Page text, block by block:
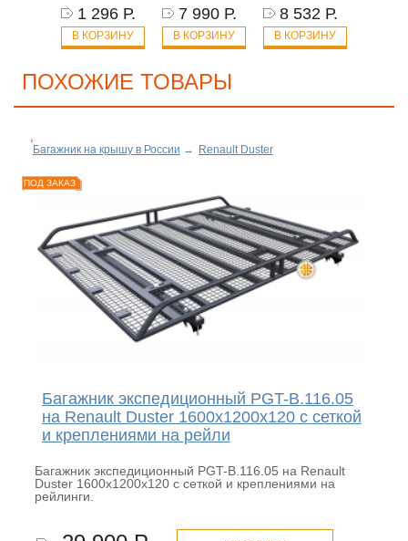
1 296 Р.
В КОРЗИНУ
7 990 Р.
В КОРЗИНУ
8 532 Р.
В КОРЗИНУ
ПОХОЖИЕ ТОВАРЫ
Багажник на крышу в России → Renault Duster
ПОД ЗАКАЗ
Багажник экспедиционный PGT-B.116.05
на Renault Duster 1600х1200х120 с сеткой
и креплениями на рейли
Багажник экспедиционный PGT-B.116.05 на Renault
Duster 1600х1200х120 с сеткой и креплениями на
рейлинги.